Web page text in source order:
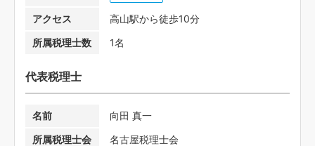
アクセス
高山駅から徒歩10分
所属税理士数
1名
代表税理士
名前
向田 真一
所属税理士会
名古屋税理士会